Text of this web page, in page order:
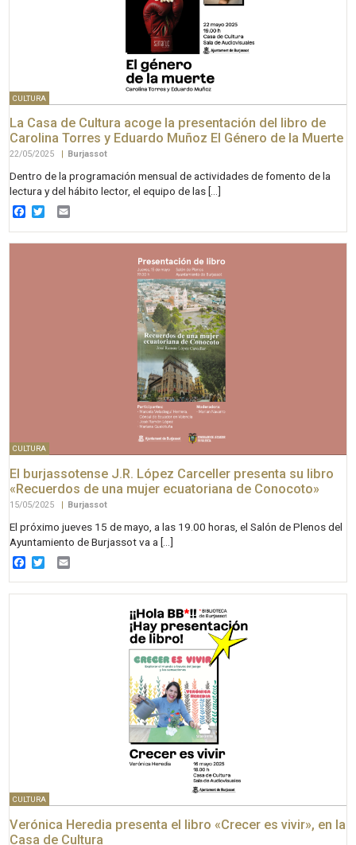
CULTURA
La Casa de Cultura acoge la presentación del libro de
Carolina Torres y Eduardo Muñoz El Género de la Muerte
22/05/2025 Burjassot
Dentro de la programación mensual de actividades de fomento de la
lectura y del hábito lector, el equipo de las […]
Facebook
Twitter
CULTURA
El burjassotense J.R. López Carceller presenta su libro
«Recuerdos de una mujer ecuatoriana de Conocoto»
15/05/2025 Burjassot
El próximo jueves 15 de mayo, a las 19.00 horas, el Salón de Plenos del
Ayuntamiento de Burjassot va a […]
Facebook
Twitter
CULTURA
Verónica Heredia presenta el libro «Crecer es vivir», en la
Casa de Cultura